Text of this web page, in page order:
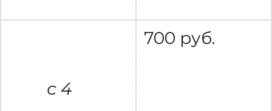
с 4
700 руб.